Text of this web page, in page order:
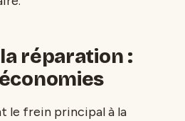
réparation :
le frein principal à la